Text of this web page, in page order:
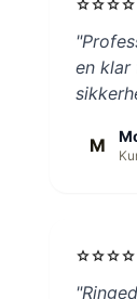
starstarstarstar
en klar
M
starstarstarstar